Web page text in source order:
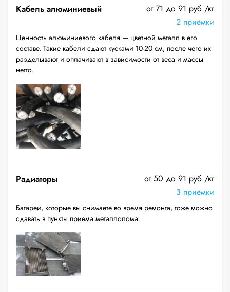
Кабель алюминиевый
от 71 до 91 руб./кг
2 приёмки
Ценность алюминиевого кабеля — цветной металл в его
составе. Такие кабели сдают кусками 10-20 см, после чего их
разделывают и оплачивают в зависимости от веса и массы
нетто.
Радиаторы
от 50 до 91 руб./кг
3 приёмки
Батареи, которые вы снимаете во время ремонта, тоже можно
сдавать в пункты приема металлолома.